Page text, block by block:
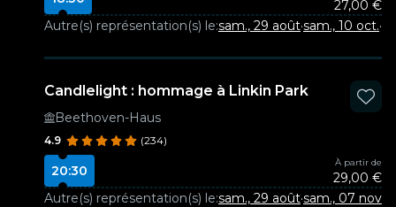
27,00 €
Autre(s) représentation(s) le:sam., 29 août·sam., 10 oct.·
Candlelight : hommage à Linkin Park
Beethoven-Haus
4.9 (234)
20:30
À partir de
29,00 €
Autre(s) représentation(s) le:sam., 29 août·sam., 07 nov.